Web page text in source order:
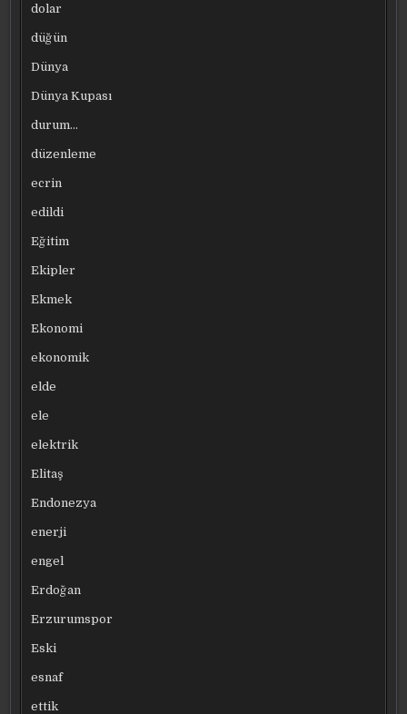
dolar
düğün
Dünya
Dünya Kupası
durum…
düzenleme
ecrin
edildi
Eğitim
Ekipler
Ekmek
Ekonomi
ekonomik
elde
ele
elektrik
Elitaş
Endonezya
enerji
engel
Erdoğan
Erzurumspor
Eski
esnaf
ettik